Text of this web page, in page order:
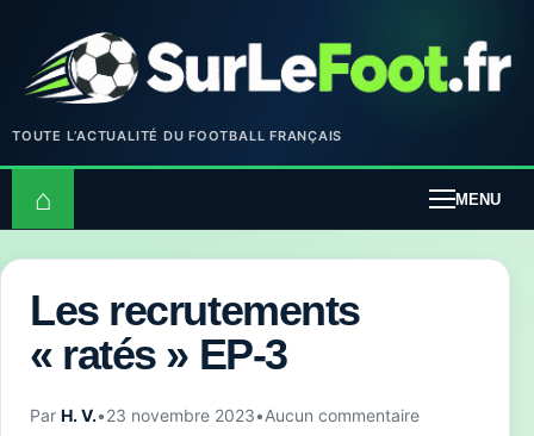
TOUTE L’ACTUALITÉ DU FOOTBALL FRANÇAIS
⌂ MENU
Les recrutements
« ratés » EP-3
Par H. V.•23 novembre 2023•Aucun commentaire